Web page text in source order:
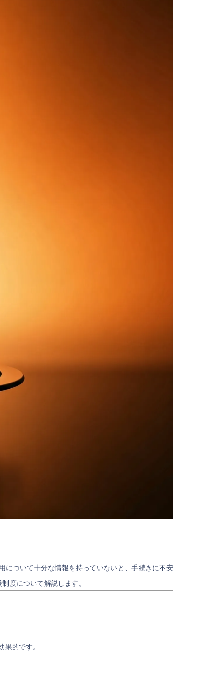
について十分な情報を持っていないと、手続きに不安
度について解説します。
的です。